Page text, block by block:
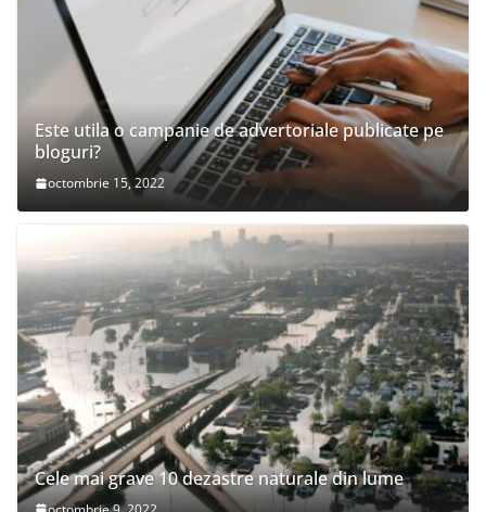
Este utila o campanie de advertoriale publicate pe
bloguri?
octombrie 15, 2022
Cele mai grave 10 dezastre naturale din lume